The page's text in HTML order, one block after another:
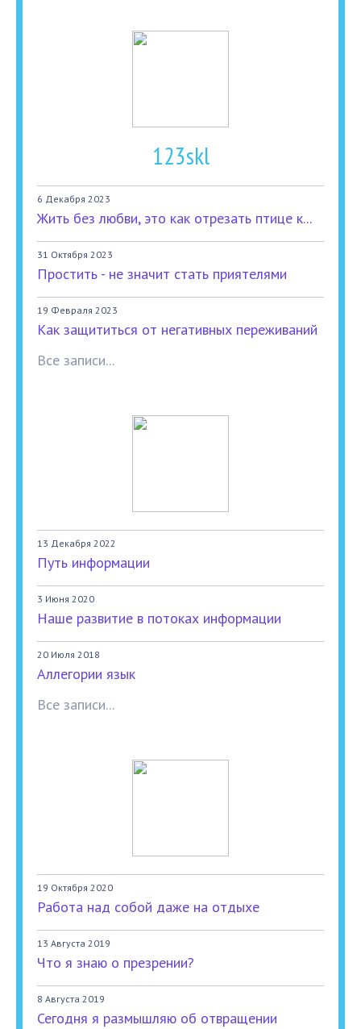
123skl
6 Декабря 2023
Жить без любви, это как отрезать птице к...
31 Октября 2023
Простить - не значит стать приятелями
19 Февраля 2023
Как защититься от негативных переживаний
Все записи...
13 Декабря 2022
Путь информации
3 Июня 2020
Наше развитие в потоках информации
20 Июля 2018
Аллегории язык
Все записи...
19 Октября 2020
Работа над собой даже на отдыхе
13 Августа 2019
Что я знаю о презрении?
8 Августа 2019
Сегодня я размышляю об отвращении